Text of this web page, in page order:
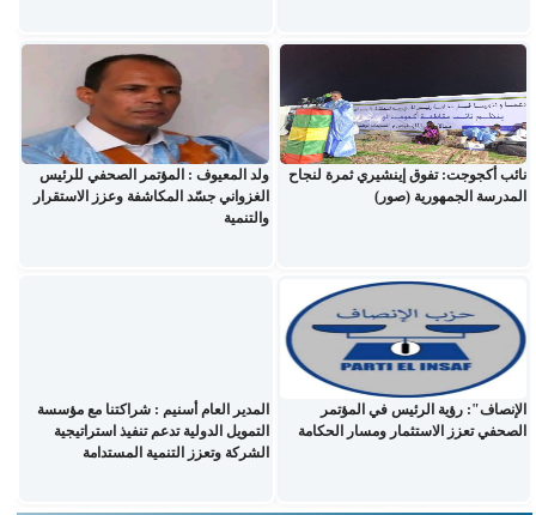
نائب أكجوجت: تفوق إينشيري ثمرة لنجاح
المدرسة الجمهورية (صور)
ولد المعيوف : المؤتمر الصحفي للرئيس
الغزواني جسّد المكاشفة وعزز الاستقرار
والتنمية
الإنصاف": رؤية الرئيس في المؤتمر
الصحفي تعزز الاستثمار ومسار الحكامة
المدير العام أسنيم : شراكتنا مع مؤسسة
التمويل الدولية تدعم تنفيذ استراتيجية
الشركة وتعزز التنمية المستدامة